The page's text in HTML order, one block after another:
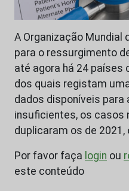
A Organização Mundial
para o ressurgimento
até agora há 24 países
dos quais registam
dados disponíveis para
insuficientes, os casos
duplicaram os de 2021,
Por favor faça login ou
este conteúdo